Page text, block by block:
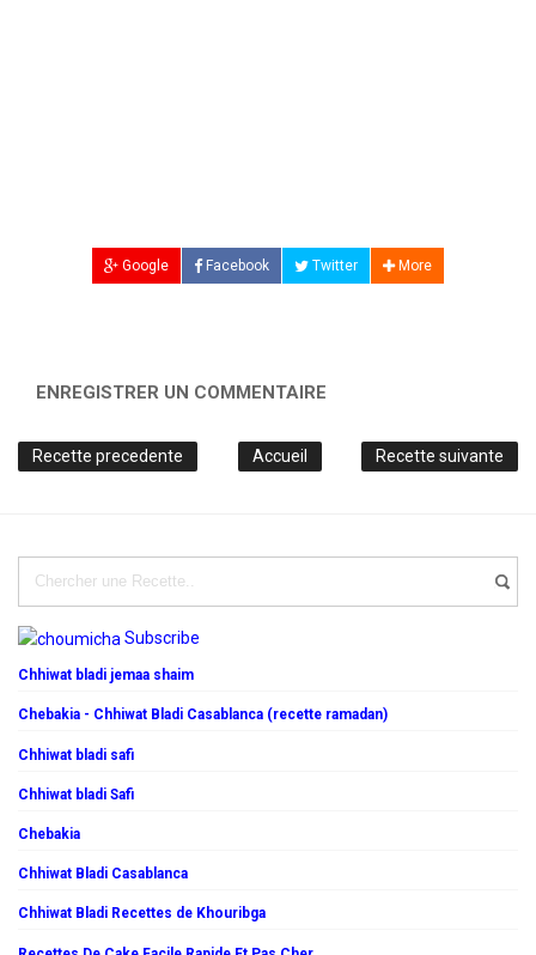
Google Facebook Twitter More
ENREGISTRER UN COMMENTAIRE
Recette precedente Recette suivante
Accueil
Subscribe
Chhiwat bladi jemaa shaim
Chebakia - Chhiwat Bladi Casablanca (recette ramadan)
Chhiwat bladi safi
Chhiwat bladi Safi
Chebakia
Chhiwat Bladi Casablanca
Chhiwat Bladi Recettes de Khouribga